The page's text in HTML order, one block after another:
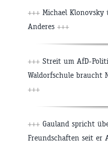
+++ Michael Klonovsky
Anderes +++
+++ Streit um AfD-
Waldorfschule braucht
+++
+++ Gauland spricht
Freundschaften seit er